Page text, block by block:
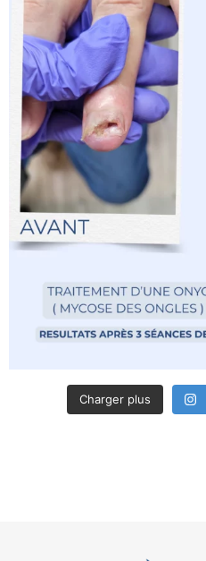
Charger plus